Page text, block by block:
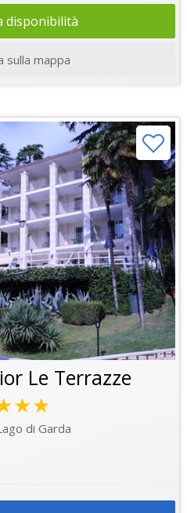
disponibilità
sulla mappa
Le Terrazze
di Garda